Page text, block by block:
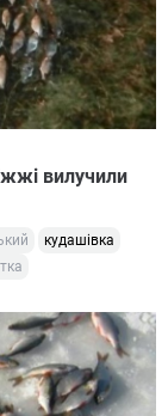
вилучили
кудашівка